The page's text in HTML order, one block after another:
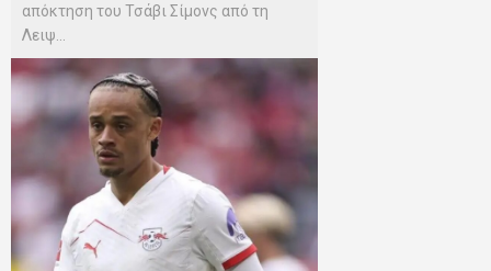
απόκτηση του Τσάβι Σίμονς από τη
Λειψ...